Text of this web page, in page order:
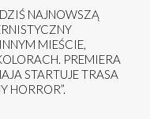
NAJNOWSZĄ
MIEŚCIE,
PREMIERA
STARTUJE TRASA
HORROR”.